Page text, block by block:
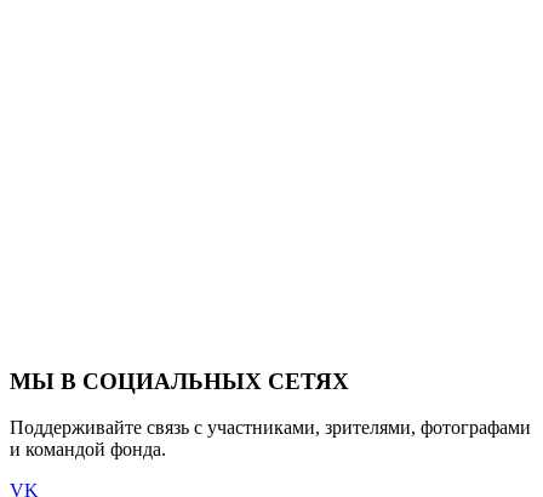
МЫ В СОЦИАЛЬНЫХ СЕТЯХ
Поддерживайте связь с участниками, зрителями, фотографами
и командой фонда.
VK